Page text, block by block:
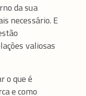
da sua
necessário. E
valiosas
o que é
e como